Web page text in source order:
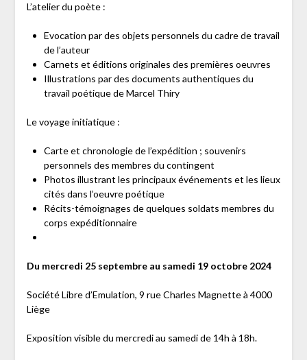
L’atelier du poète :
Evocation par des objets personnels du cadre de travail
de l’auteur
Carnets et éditions originales des premières oeuvres
Illustrations par des documents authentiques du
travail poétique de Marcel Thiry
Le voyage initiatique :
Carte et chronologie de l’expédition ; souvenirs
personnels des membres du contingent
Photos illustrant les principaux événements et les lieux
cités dans l’oeuvre poétique
Récits-témoignages de quelques soldats membres du
corps expéditionnaire
Du mercredi 25 septembre au samedi 19 octobre 2024
Société Libre d’Emulation, 9 rue Charles Magnette à 4000
Liège
Exposition visible du mercredi au samedi de 14h à 18h.